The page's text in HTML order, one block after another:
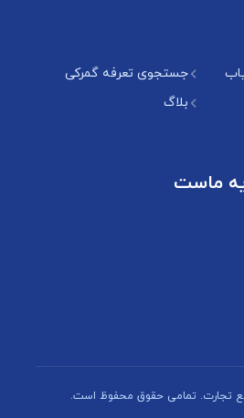
جستجوی تعرفه گمرکی
بلاگ
ماست